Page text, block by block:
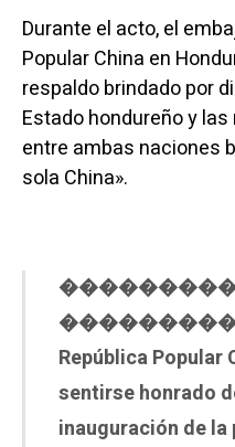
Durante el acto, el
Popular China en
respaldo brindado por
Estado hondureño y
entre ambas naciones
sola China».
����������
República Popular
sentirse honrado
inauguración de